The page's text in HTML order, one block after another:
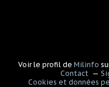
Voir le profil deMilinfo
Contact
Cookies et données